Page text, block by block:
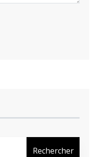
Rechercher